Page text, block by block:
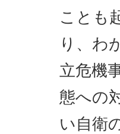
ことも
り、わ
立危機
態への
い自衛